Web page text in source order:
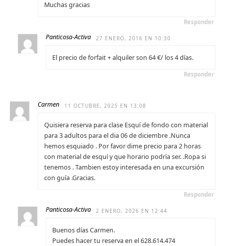
Muchas gracias
Responder
Panticosa-Activa 27 ENERO, 2016 EN 10:30
El precio de forfait + alquiler son 64 €/ los 4 días.
Responder
Carmen 11 OCTUBRE, 2025 EN 13:08
Quisiera reserva para clase Esquí de fondo con material
para 3 adultos para el dia 06 de diciembre .Nunca
hemos esquiado . Por favor dime precio para 2 horas
con material de esquí y que horario podría ser. .Ropa si
tenemos . Tambien estoy interesada en una excursión
con guía .Gracias.
Responder
Panticosa-Activa 2 ENERO, 2026 EN 12:44
Buenos días Carmen.
Puedes hacer tu reserva en el 628.614.474